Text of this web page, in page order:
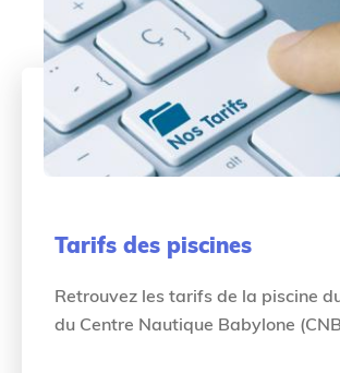
Tarifs des piscines
Retrouvez les tarifs de la piscine
du Centre Nautique Babylone